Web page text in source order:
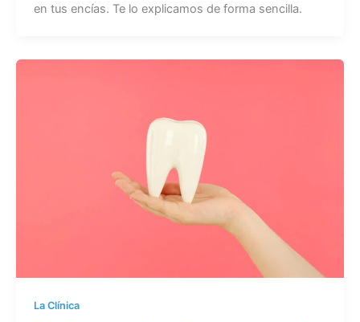
en tus encías. Te lo explicamos de forma sencilla.
La Clínica